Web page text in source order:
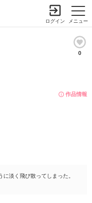
メニュー
ログイン
0
作品情報
淡く飛び散ってしまった。